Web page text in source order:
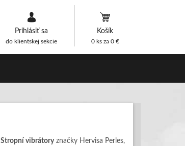
Prihlásiť sa
do klientskej sekcie
Košík
0 ks za 0 €
Stropní vibrátoryznačky Hervisa Perles,